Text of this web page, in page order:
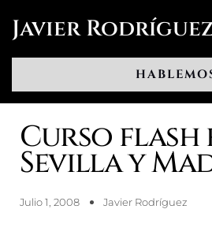
Javier
Curso flash
Sevilla y
Julio 1, 2008 Javier Rodríguez